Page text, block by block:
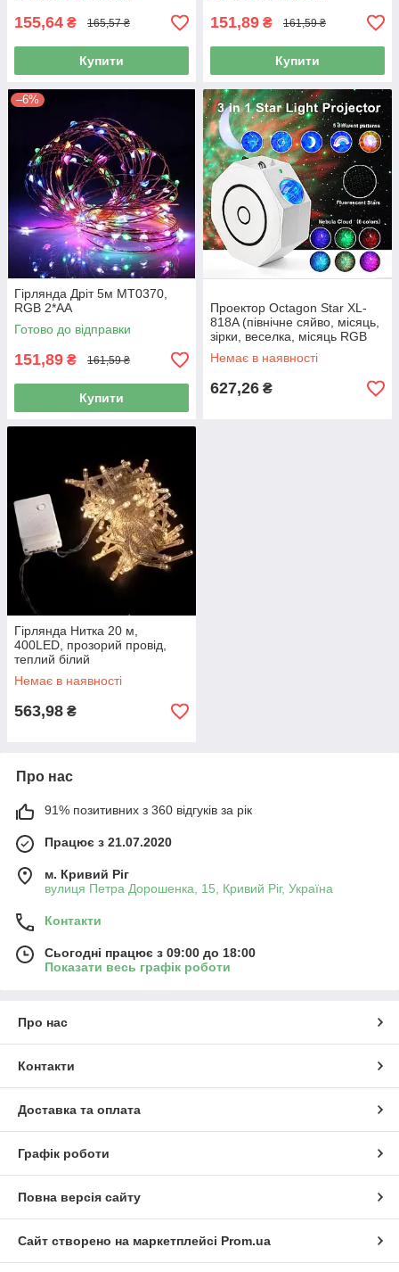
155,64 ₴ 165,57 ₴
Купити
151,89 ₴ 161,59 ₴
Купити
–6%
Гірлянда Дріт 5м MT0370,
RGB 2*AA
Готово до відправки
151,89 ₴ 161,59 ₴
Купити
Проектор Octagon Star XL-
818A (північне сяйво, місяць,
зірки, веселка, місяць RGB
кольору)
Немає в наявності
627,26 ₴
Гірлянда Нитка 20 м,
400LED, прозорий провід,
теплий білий
Немає в наявності
563,98 ₴
Про нас
91% позитивних з 360 відгуків за рік
Працює з 21.07.2020
м. Кривий Ріг
вулиця Петра Дорошенка, 15, Кривий Ріг, Україна
Контакти
Сьогодні працює з 09:00 до 18:00
Показати весь графік роботи
Про нас
Контакти
Доставка та оплата
Графік роботи
Повна версія сайту
Сайт створено на маркетплейсі Prom.ua